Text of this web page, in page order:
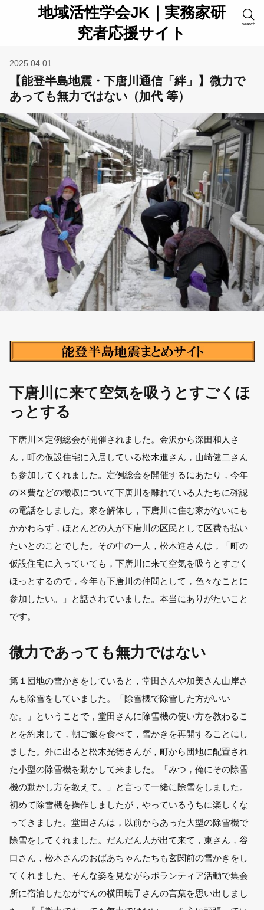
地域活性学会JK｜実務家研
究者応援サイト
search
2025.04.01
【能登半島地震・下唐川通信「絆」】微力で
あっても無力ではない（加代 等）
下唐川に来て空気を吸うとすごくほ
っとする
下唐川区定例総会が開催されました。金沢から深田和人さ
ん，町の仮設住宅に入居している松木進さん，山崎健二さん
も参加してくれました。定例総会を開催するにあたり，今年
の区費などの徴収について下唐川を離れている人たちに確認
の電話をしました。家を解体し，下唐川に住む家がないにも
かかわらず，ほとんどの人が下唐川の区民として区費も払い
たいとのことでした。その中の一人，松木進さんは，「町の
仮設住宅に入っていても，下唐川に来て空気を吸うとすごく
ほっとするので，今年も下唐川の仲間として，色々なことに
参加したい。」と話されていました。本当にありがたいこと
です。
微力であっても無力ではない
第１団地の雪かきをしていると，堂田さんや加美さん山岸さ
んも除雪をしていました。「除雪機で除雪した方がいい
な。」ということで，堂田さんに除雪機の使い方を教わるこ
とを約束して，朝ご飯を食べて，雪かきを再開することにし
ました。外に出ると松木光徳さんが，町から団地に配置され
た小型の除雪機を動かして来ました。「みつ，俺にその除雪
機の動かし方を教えて。」と言って一緒に除雪をしました。
初めて除雪機を操作しましたが，やっているうちに楽しくな
ってきました。堂田さんは，以前からあった大型の除雪機で
除雪をしてくれました。だんだん人が出て来て，東さん，谷
口さん，松木さんのおばあちゃんたちも玄関前の雪かきをし
てくれました。そんな姿を見ながらボランティア活動で集会
所に宿泊したながでんの横田暁子さんの言葉を思い出しまし